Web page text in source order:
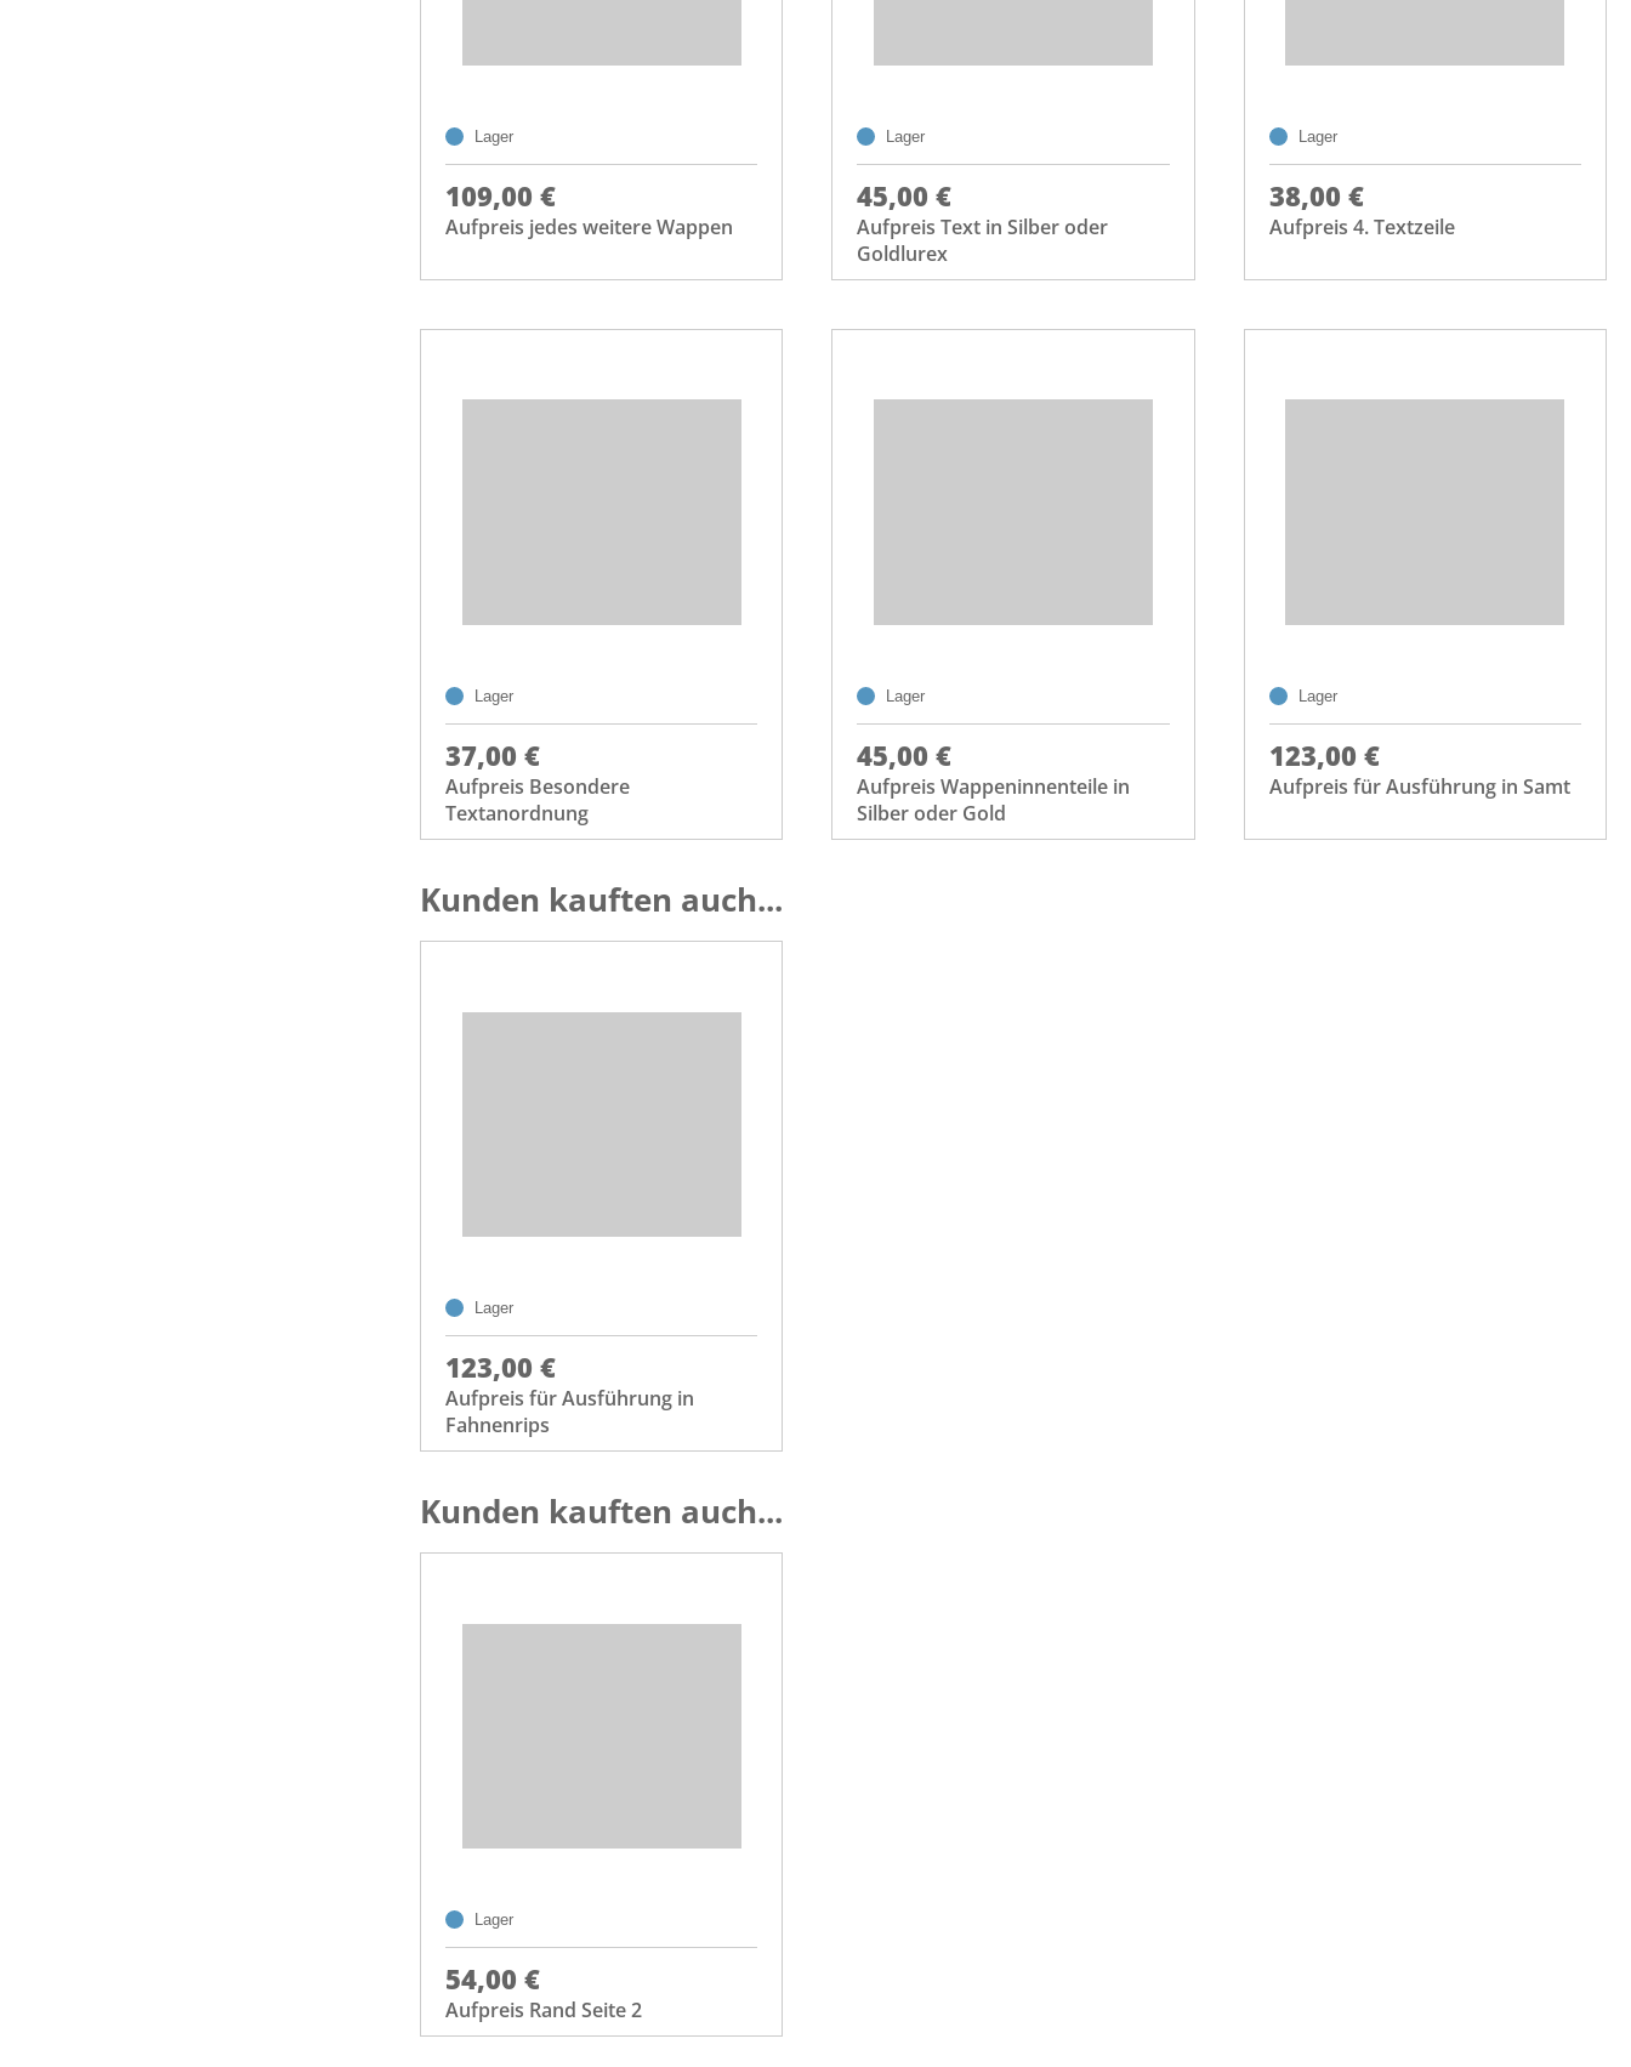
Lager
109,00 €
Aufpreis jedes weitere Wappen
Lager
45,00 €
Aufpreis Text in Silber oder
Goldlurex
Lager
38,00 €
Aufpreis 4. Textzeile
Lager
37,00 €
Aufpreis Besondere
Textanordnung
Lager
45,00 €
Aufpreis Wappeninnenteile in
Silber oder Gold
Lager
123,00 €
Aufpreis für Ausführung in Samt
Kunden kauften auch...
Lager
123,00 €
Aufpreis für Ausführung in
Fahnenrips
Kunden kauften auch...
Lager
54,00 €
Aufpreis Rand Seite 2